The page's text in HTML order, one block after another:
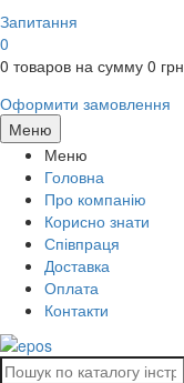
Запитання
0
0 товаров на сумму 0 грн
Оформити замовлення
Меню
Меню
Головна
Про компанію
Корисно знати
Співпраця
Доставка
Оплата
Контакти